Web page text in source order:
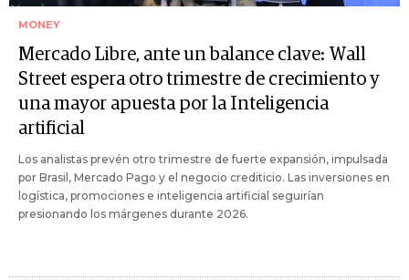
MONEY
Mercado Libre, ante un balance clave: Wall
Street espera otro trimestre de crecimiento y
una mayor apuesta por la Inteligencia
artificial
Los analistas prevén otro trimestre de fuerte expansión, impulsada
por Brasil, Mercado Pago y el negocio crediticio. Las inversiones en
logística, promociones e inteligencia artificial seguirían
presionando los márgenes durante 2026.